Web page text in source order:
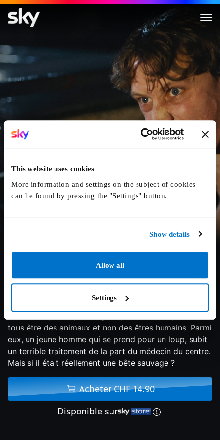
This website uses cookies
More information and settings on the subject of cookies
can be found by pressing the "Settings" button.
Show details
Allow all
Settings
Wolf
Dans un foyer de jeunes gens perturbés, ils pensent
tous être des animaux et non des êtres humains. Parmi
eux, un jeune homme qui se prend pour un loup, subit
un terrible traitement de la part du médecin du centre.
Mais si il était réellement une bête sauvage ?
Acheter CHF 14.90
Disponible sur